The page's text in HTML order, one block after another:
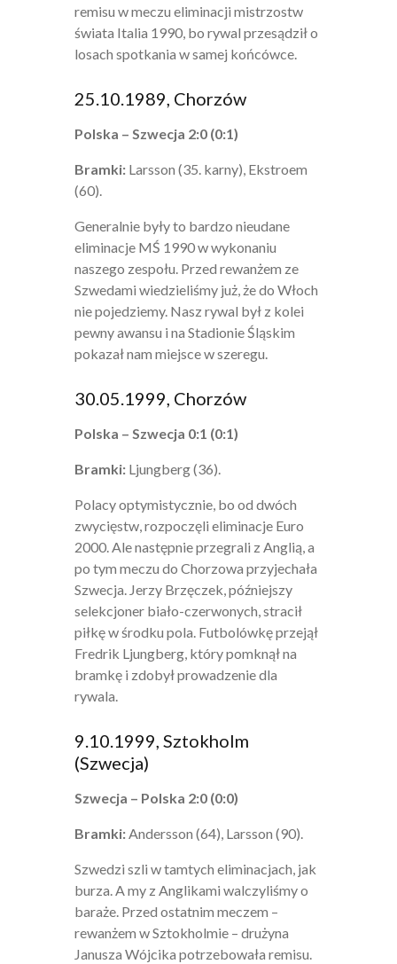
remisu w meczu eliminacji mistrzostw
świata Italia 1990, bo rywal przesądził o
losach spotkania w samej końcówce.
25.10.1989, Chorzów
Polska – Szwecja 2:0 (0:1)
Bramki: Larsson (35. karny), Ekstroem
(60).
Generalnie były to bardzo nieudane
eliminacje MŚ 1990 w wykonaniu
naszego zespołu. Przed rewanżem ze
Szwedami wiedzieliśmy już, że do Włoch
nie pojedziemy. Nasz rywal był z kolei
pewny awansu i na Stadionie Śląskim
pokazał nam miejsce w szeregu.
30.05.1999, Chorzów
Polska – Szwecja 0:1 (0:1)
Bramki: Ljungberg (36).
Polacy optymistycznie, bo od dwóch
zwycięstw, rozpoczęli eliminacje Euro
2000. Ale następnie przegrali z Anglią, a
po tym meczu do Chorzowa przyjechała
Szwecja. Jerzy Brzęczek, późniejszy
selekcjoner biało-czerwonych, stracił
piłkę w środku pola. Futbolówkę przejął
Fredrik Ljungberg, który pomknął na
bramkę i zdobył prowadzenie dla
rywala.
9.10.1999, Sztokholm
(Szwecja)
Szwecja – Polska 2:0 (0:0)
Bramki:Andersson (64), Larsson (90).
Szwedzi szli w tamtych eliminacjach, jak
burza. A my z Anglikami walczyliśmy o
baraże. Przed ostatnim meczem –
rewanżem w Sztokholmie – drużyna
Janusza Wójcika potrzebowała remisu.